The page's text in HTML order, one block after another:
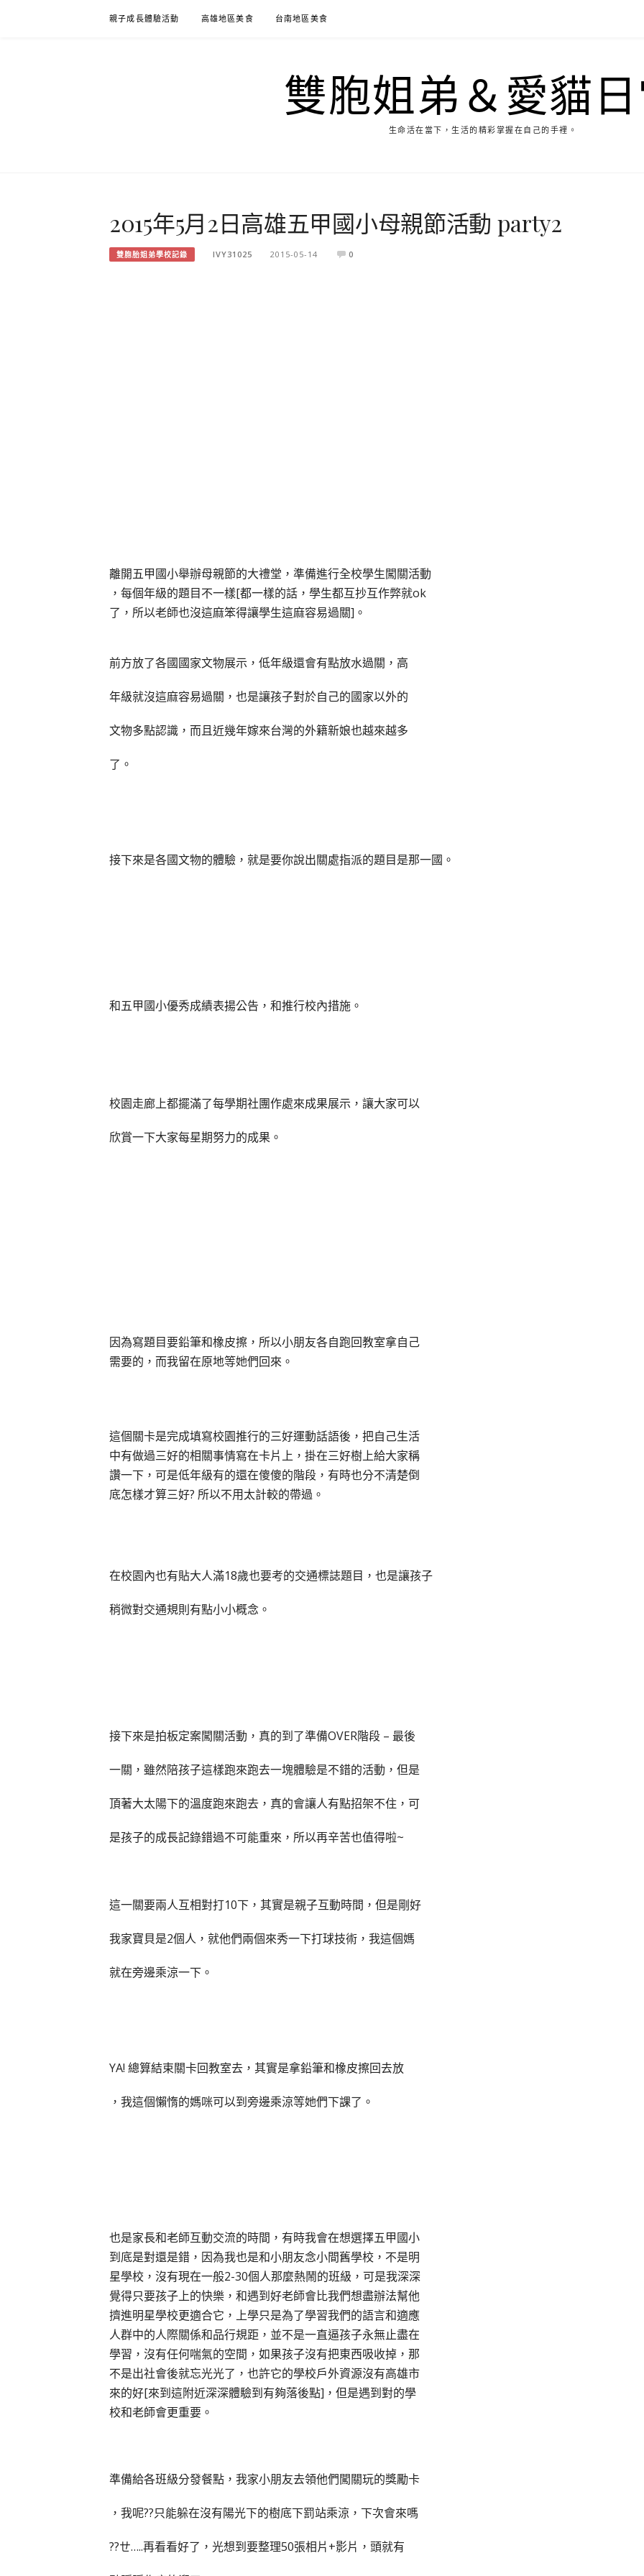
親子成長體驗活動 高雄地區美食 台南地區美食
雙胞姐弟＆愛貓
生命活在當下，生活的精彩掌握在自己的手裡。
2015年5月2日高雄五甲國小母親節活動 party2
雙胞胎姐弟學校記錄 IVY31025 2015-05-14 0
離開五甲國小舉辦母親節的大禮堂 ，準備進行全校學生闖關活動
，每個年級的題目不一樣[都一樣的話，學生都互抄互作弊就ok
了，所以老師也沒這麻笨得讓學生這麻容易過關]。
前方放了各國國家文物展示，低年級還會有點放水過關，高
年級就沒這麻容易過關，也是讓孩子對於自己的國家以外的
文物多點認識，而且近幾年嫁來台灣的外籍新娘也越來越多
了。
接下來是各國文物的體驗，就是要你說出關處指派的題目是那一國。
和五甲國小優秀成績表揚公告，和推行校內措施。
校園走廊上都擺滿了每學期社團作處來成果展示，讓大家可以
欣賞一下大家每星期努力的成果。
因為寫題目要鉛筆和橡皮擦，所以小朋友各自跑回教室拿自己
需要的，而我留在原地等她們回來。
這個關卡是完成填寫校園推行的三好運動話語後，把自己生活
中有做過三好的相關事情寫在卡片上，掛在三好樹上給大家稱
讚一下，可是低年級有的還在傻傻的階段，有時也分不清楚倒
底怎樣才算三好? 所以不用太計較的帶過。
在校園內也有貼大人滿18歲也要考的交通標誌題目，也是讓孩子
稍微對交通規則有點小小概念。
接下來是拍板定案闖關活動，真的到了準備OVER階段 – 最後
一關，雖然陪孩子這樣跑來跑去一塊體驗是不錯的活動，但是
頂著大太陽下的溫度跑來跑去，真的會讓人有點招架不住，可
是孩子的成長記錄錯過不可能重來，所以再辛苦也值得啦~
這一關要兩人互相對打10下，其實是親子互動時間，但是剛好
我家寶貝是2個人，就他們兩個來秀一下打球技術，我這個媽
就在旁邊乘涼一下。
YA! 總算結束關卡回教室去，其實是拿鉛筆和橡皮擦回去放
，我這個懶惰的媽咪可以到旁邊乘涼等她們下課了。
也是家長和老師互動交流的時間，有時我會在想選擇五甲國小
到底是對還是錯，因為我也是和小朋友念小間舊學校，不是明
星學校，沒有現在一般2-30個人那麼熱鬧的班級，可是我深深
覺得只要孩子上的快樂，和遇到好老師會比我們想盡辦法幫他
擠進明星學校更適合它，上學只是為了學習我們的語言和適應
人群中的人際關係和品行規距，並不是一直逼孩子永無止盡在
學習，沒有任何喘氣的空間，如果孩子沒有把東西吸收掉，那
不是出社會後就忘光光了，也許它的學校戶外資源沒有高雄市
來的好[來到這附近深深體驗到有夠落後點]，但是遇到對的學
校和老師會更重要。
準備給各班級分發餐點，我家小朋友去領他們闖關玩的獎勵卡
，我呢??只能躲在沒有陽光下的樹底下罰站乘涼，下次會來嗎
??ㄝ…..再看看好了，光想到要整理50張相片+影片，頭就有